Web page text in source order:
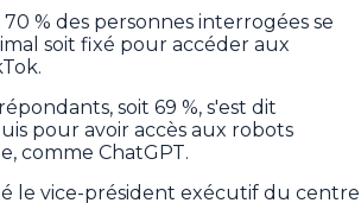
% des personnes interrogées se
soit fixé pour accéder aux
soit 69 %, s'est dit
pour avoir accès aux robots
comme ChatGPT.
le vice-président exécutif du centre